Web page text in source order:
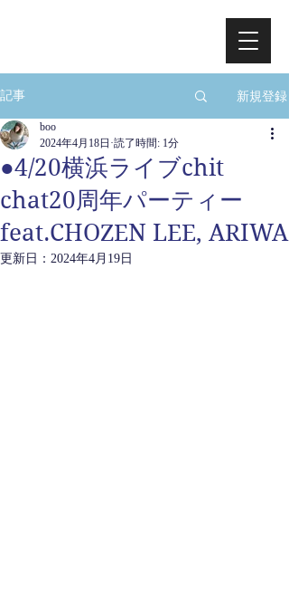
記事 新規登録
●4/20横浜ライブchit
chat20周年パーティー
feat.CHOZEN LEE, ARIWA
boo
2024年4月18日 読了時間: 1分
更新日： 2024年4月19日